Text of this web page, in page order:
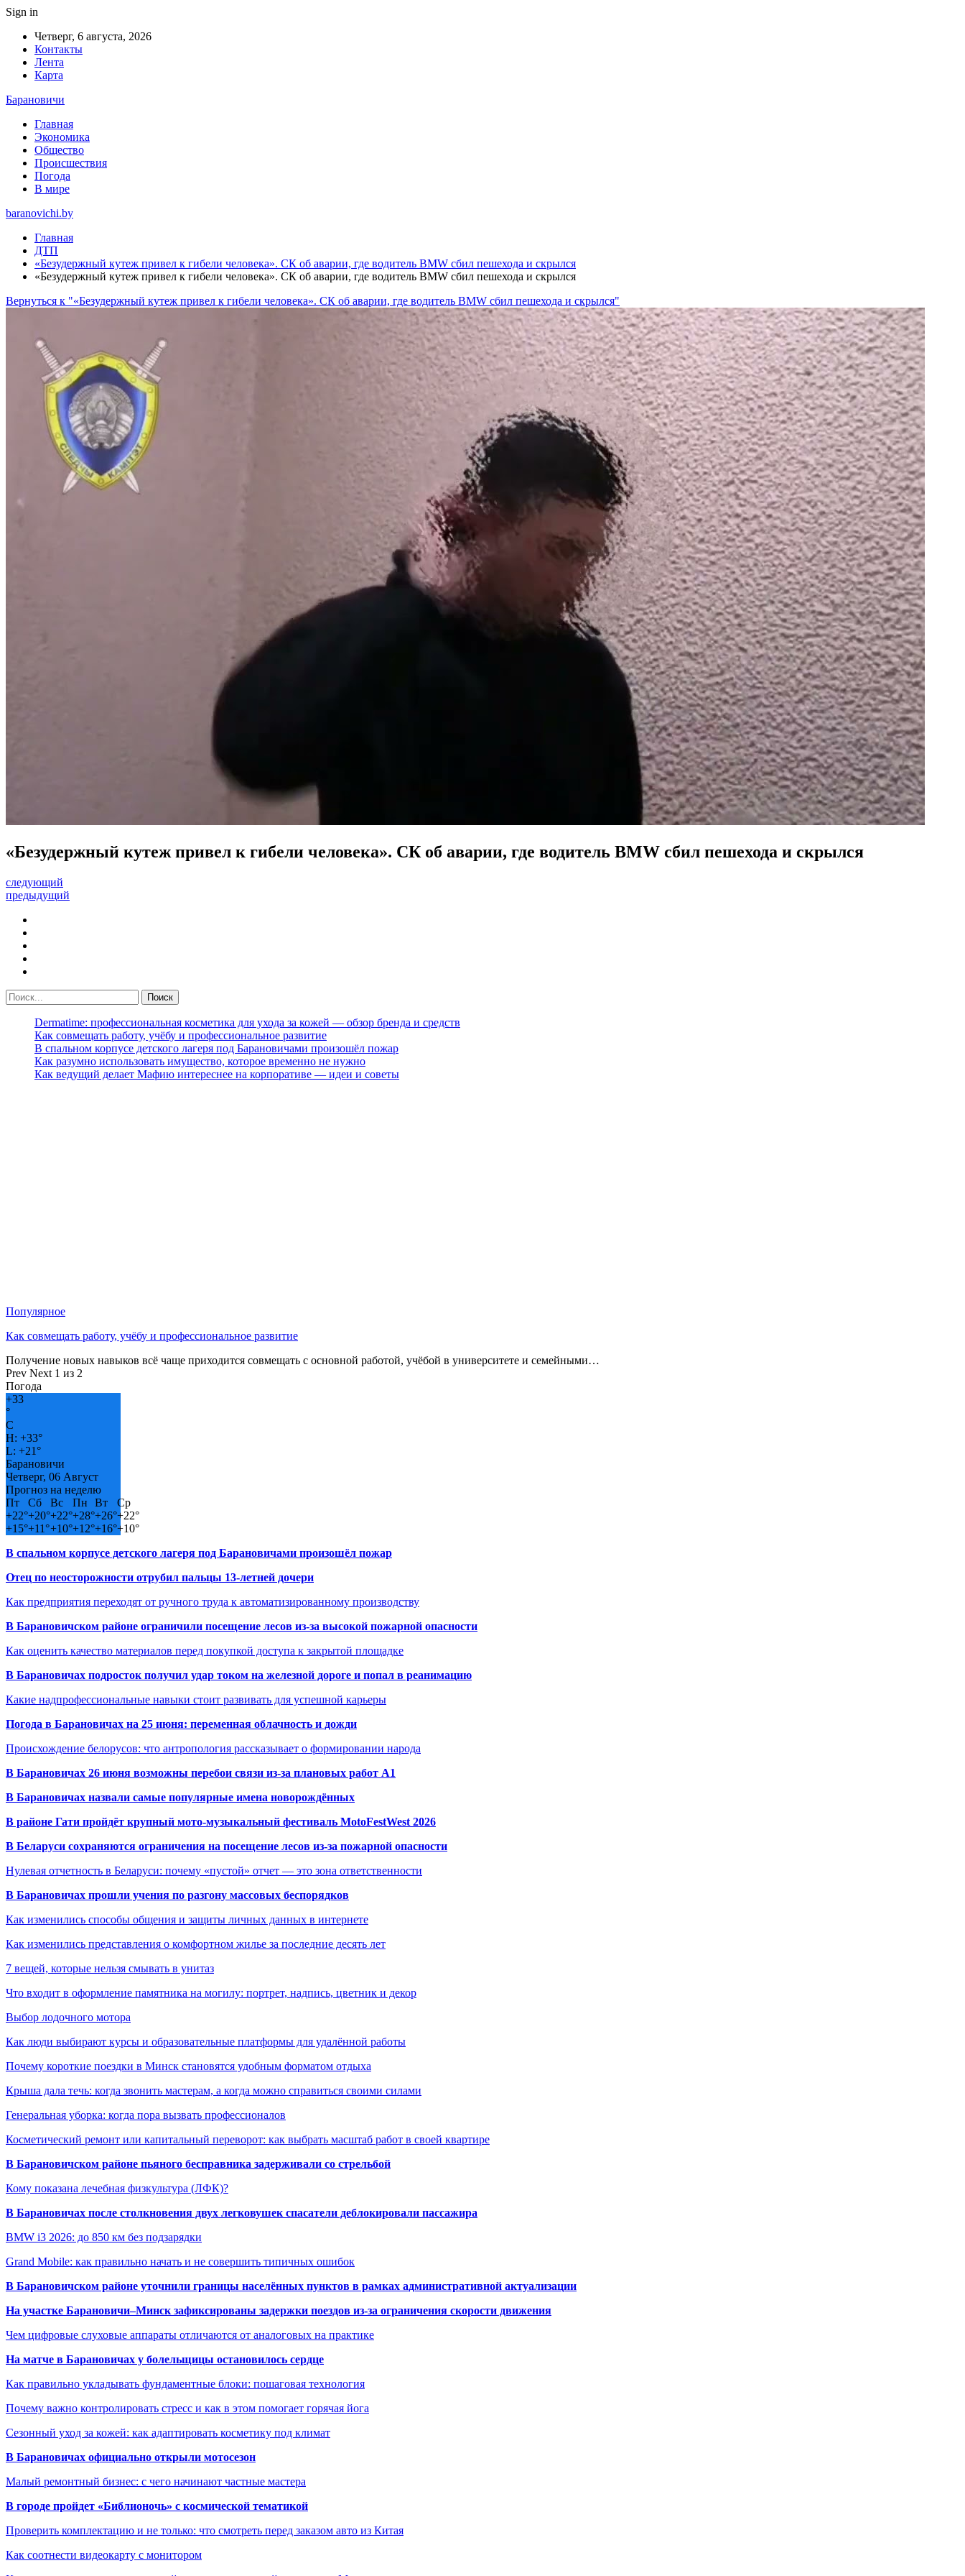
Sign in
Четверг, 6 августа, 2026
Контакты
Лента
Карта
Барановичи
Главная
Экономика
Общество
Происшествия
Погода
В мире
baranovichi.by
Главная
ДТП
«Безудержный кутеж привел к гибели человека». СК об аварии, где водитель BMW сбил пешехода и скрылся
«Безудержный кутеж привел к гибели человека». СК об аварии, где водитель BMW сбил пешехода и скрылся
Вернуться к "«Безудержный кутеж привел к гибели человека». СК об аварии, где водитель BMW сбил пешехода и скрылся"
«Безудержный кутеж привел к гибели человека». СК об аварии, где водитель BMW сбил пешехода и скрылся
следующий
предыдущий
Dermatime: профессиональная косметика для ухода за кожей — обзор бренда и средств
Как совмещать работу, учёбу и профессиональное развитие
В спальном корпусе детского лагеря под Барановичами произошёл пожар
Как разумно использовать имущество, которое временно не нужно
Как ведущий делает Мафию интереснее на корпоративе — идеи и советы
Популярное
Как совмещать работу, учёбу и профессиональное развитие
Получение новых навыков всё чаще приходится совмещать с основной работой, учёбой в университете и семейными…
Prev Next 1 из 2
Погода
+33
°
C
H: +33°
L: +21°
Барановичи
Четверг, 06 Август
Прогноз на неделю
Пт
Сб Вс Пн Вт
Ср
+22°+20°+22°+28°+26°+22°
+15°+11°+10°+12°+16°+10°
В спальном корпусе детского лагеря под Барановичами произошёл пожар
Отец по неосторожности отрубил пальцы 13-летней дочери
Как предприятия переходят от ручного труда к автоматизированному производству
В Барановичском районе ограничили посещение лесов из-за высокой пожарной опасности
Как оценить качество материалов перед покупкой доступа к закрытой площадке
В Барановичах подросток получил удар током на железной дороге и попал в реанимацию
Какие надпрофессиональные навыки стоит развивать для успешной карьеры
Погода в Барановичах на 25 июня: переменная облачность и дожди
Происхождение белорусов: что антропология рассказывает о формировании народа
В Барановичах 26 июня возможны перебои связи из-за плановых работ A1
В Барановичах назвали самые популярные имена новорождённых
В районе Гати пройдёт крупный мото-музыкальный фестиваль MotoFestWest 2026
В Беларуси сохраняются ограничения на посещение лесов из-за пожарной опасности
Нулевая отчетность в Беларуси: почему «пустой» отчет — это зона ответственности
В Барановичах прошли учения по разгону массовых беспорядков
Как изменились способы общения и защиты личных данных в интернете
Как изменились представления о комфортном жилье за последние десять лет
7 вещей, которые нельзя смывать в унитаз
Что входит в оформление памятника на могилу: портрет, надпись, цветник и декор
Выбор лодочного мотора
Как люди выбирают курсы и образовательные платформы для удалённой работы
Почему короткие поездки в Минск становятся удобным форматом отдыха
Крыша дала течь: когда звонить мастерам, а когда можно справиться своими силами
Генеральная уборка: когда пора вызвать профессионалов
Косметический ремонт или капитальный переворот: как выбрать масштаб работ в своей квартире
В Барановичском районе пьяного бесправника задерживали со стрельбой
Кому показана лечебная физкультура (ЛФК)?
В Барановичах после столкновения двух легковушек спасатели деблокировали пассажира
BMW i3 2026: до 850 км без подзарядки
Grand Mobile: как правильно начать и не совершить типичных ошибок
В Барановичском районе уточнили границы населённых пунктов в рамках административной актуализации
На участке Барановичи–Минск зафиксированы задержки поездов из-за ограничения скорости движения
Чем цифровые слуховые аппараты отличаются от аналоговых на практике
На матче в Барановичах у болельщицы остановилось сердце
Как правильно укладывать фундаментные блоки: пошаговая технология
Почему важно контролировать стресс и как в этом помогает горячая йога
Сезонный уход за кожей: как адаптировать косметику под климат
В Барановичах официально открыли мотосезон
Малый ремонтный бизнес: с чего начинают частные мастера
В городе пройдет «Библионочь» с космической тематикой
Проверить комплектацию и не только: что смотреть перед заказом авто из Китая
Как соотнести видеокарту с монитором